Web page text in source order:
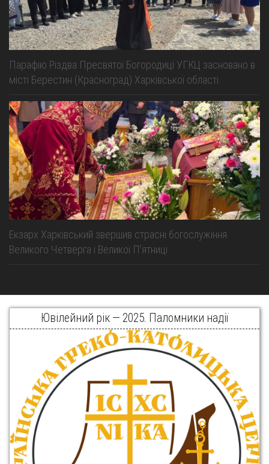
Парафію Різдва Пресвятої Богородиці УГКЦ засновано в
місті Берестин (Красноград) Харківської області
Екзарх Харківський звершив страсні богослужіння
Великого Четверга і Великої Пʼятниці
Ювілейний рік — 2025. Паломники надії